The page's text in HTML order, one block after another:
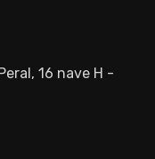
16 nave H -